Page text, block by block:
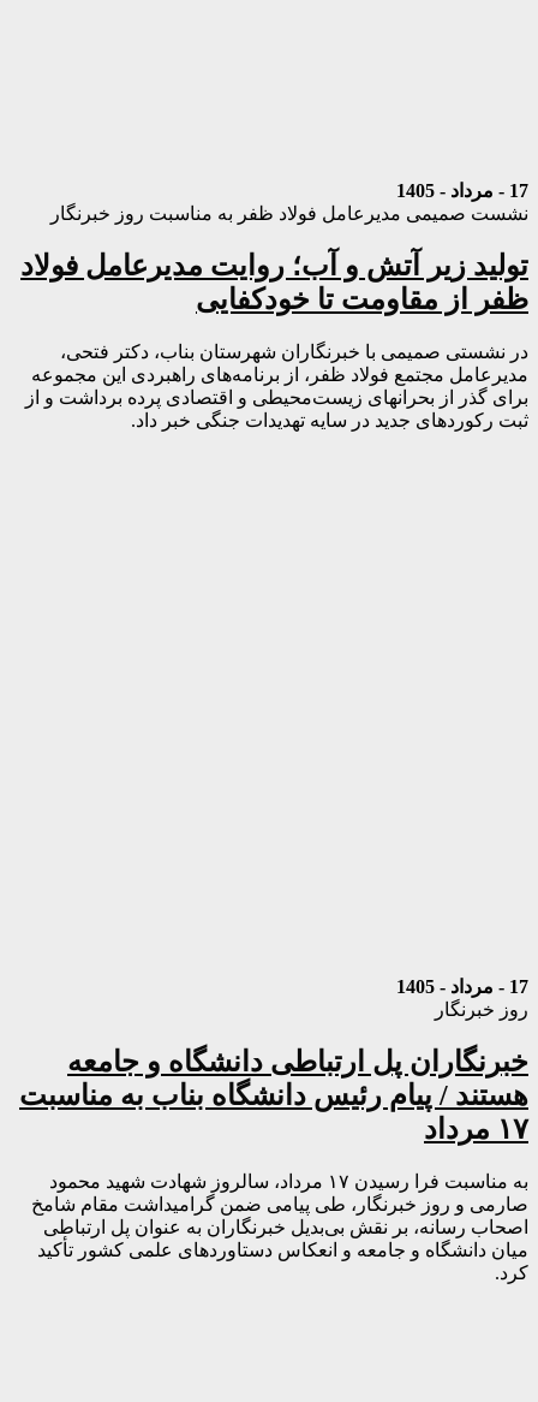
17 - مرداد - 1405
نشست صمیمی مدیرعامل فولاد ظفر به مناسبت روز خبرنگار
تولید زیر آتش و آب؛ روایت مدیرعامل فولاد
ظفر از مقاومت تا خودکفایی
در نشستی صمیمی با خبرنگاران شهرستان بناب، دکتر فتحی،
مدیرعامل مجتمع فولاد ظفر، از برنامه‌های راهبردی این مجموعه
برای گذر از بحرانهای زیست‌محیطی و اقتصادی پرده برداشت و از
ثبت رکوردهای جدید در سایه تهدیدات جنگی خبر داد.
17 - مرداد - 1405
روز خبرنگار
خبرنگاران پل ارتباطی دانشگاه و جامعه
هستند / پیام رئیس دانشگاه بناب به مناسبت
۱۷ مرداد
به مناسبت فرا رسیدن ۱۷ مرداد، سالروز شهادت شهید محمود
صارمی و روز خبرنگار، طی پیامی ضمن گرامیداشت مقام شامخ
اصحاب رسانه، بر نقش بی‌بدیل خبرنگاران به عنوان پل ارتباطی
میان دانشگاه و جامعه و انعکاس دستاوردهای علمی کشور تأکید
کرد.